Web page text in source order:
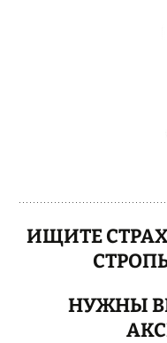
ИЩИТЕ
НУЖНЫ